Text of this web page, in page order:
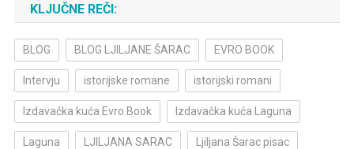
KLJUČNE REČI:
BLOG BLOG LJILJANE ŠARAC EVRO BOOK
Intervju istorijske romane istorijski romani
Izdavačka kuća Evro Book Izdavačka kuća Laguna
Laguna LJILJANA SARAC Ljiljana Šarac pisac